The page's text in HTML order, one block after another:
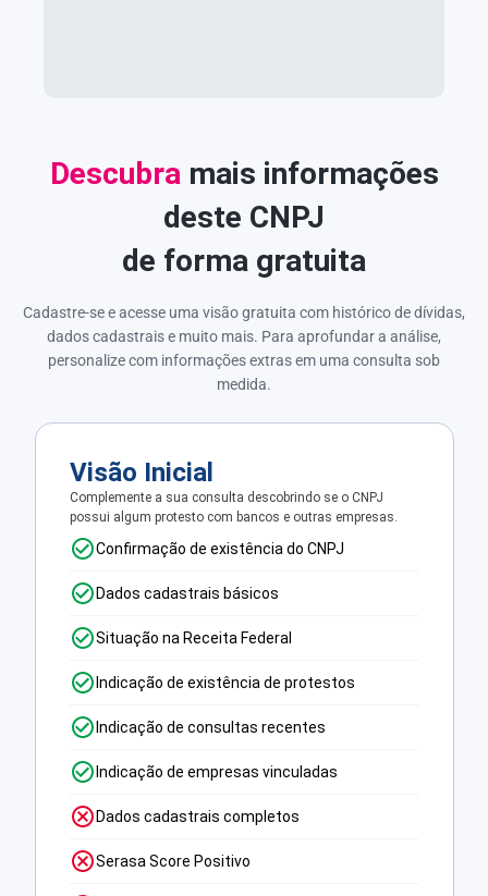
Descubra mais informações
deste CNPJ
de forma gratuita
Cadastre-se e acesse uma visão gratuita com histórico de dívidas,
dados cadastrais e muito mais. Para aprofundar a análise,
personalize com informações extras em uma consulta sob
medida.
Visão Inicial
Complemente a sua consulta descobrindo se o CNPJ
possui algum protesto com bancos e outras empresas.
Confirmação de existência do CNPJ
Dados cadastrais básicos
Situação na Receita Federal
Indicação de existência de protestos
Indicação de consultas recentes
Indicação de empresas vinculadas
Dados cadastrais completos
Serasa Score Positivo